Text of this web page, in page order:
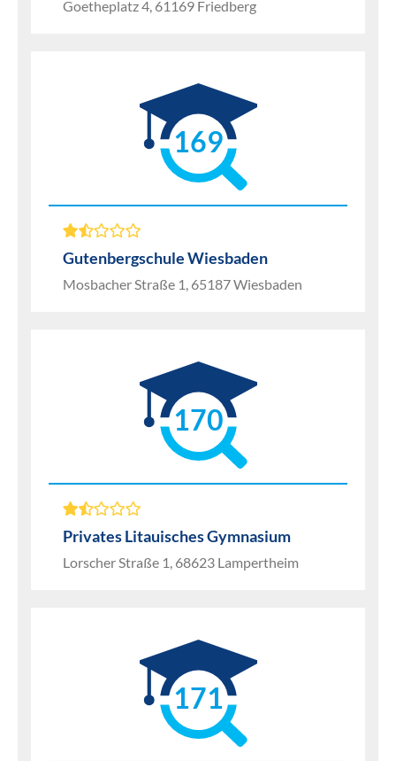
Goetheplatz 4, 61169 Friedberg
169
Gutenbergschule Wiesbaden
Mosbacher Straße 1, 65187 Wiesbaden
170
Privates Litauisches Gymnasium
Lorscher Straße 1, 68623 Lampertheim
171